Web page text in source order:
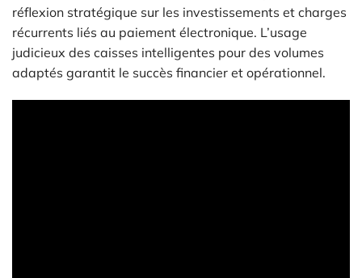
réflexion stratégique sur les investissements et charges
récurrents liés au paiement électronique. L’usage
judicieux des caisses intelligentes pour des volumes
adaptés garantit le succès financier et opérationnel.